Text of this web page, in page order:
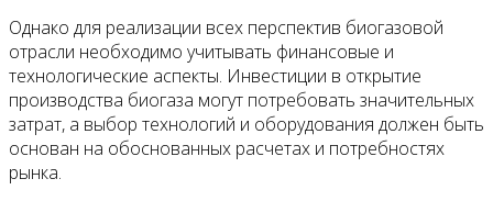
Однако для реализации всех перспектив биогазовой
отрасли необходимо учитывать финансовые и
технологические аспекты. Инвестиции в открытие
производства биогаза могут потребовать значительных
затрат, а выбор технологий и оборудования должен быть
основан на обоснованных расчетах и потребностях
рынка.